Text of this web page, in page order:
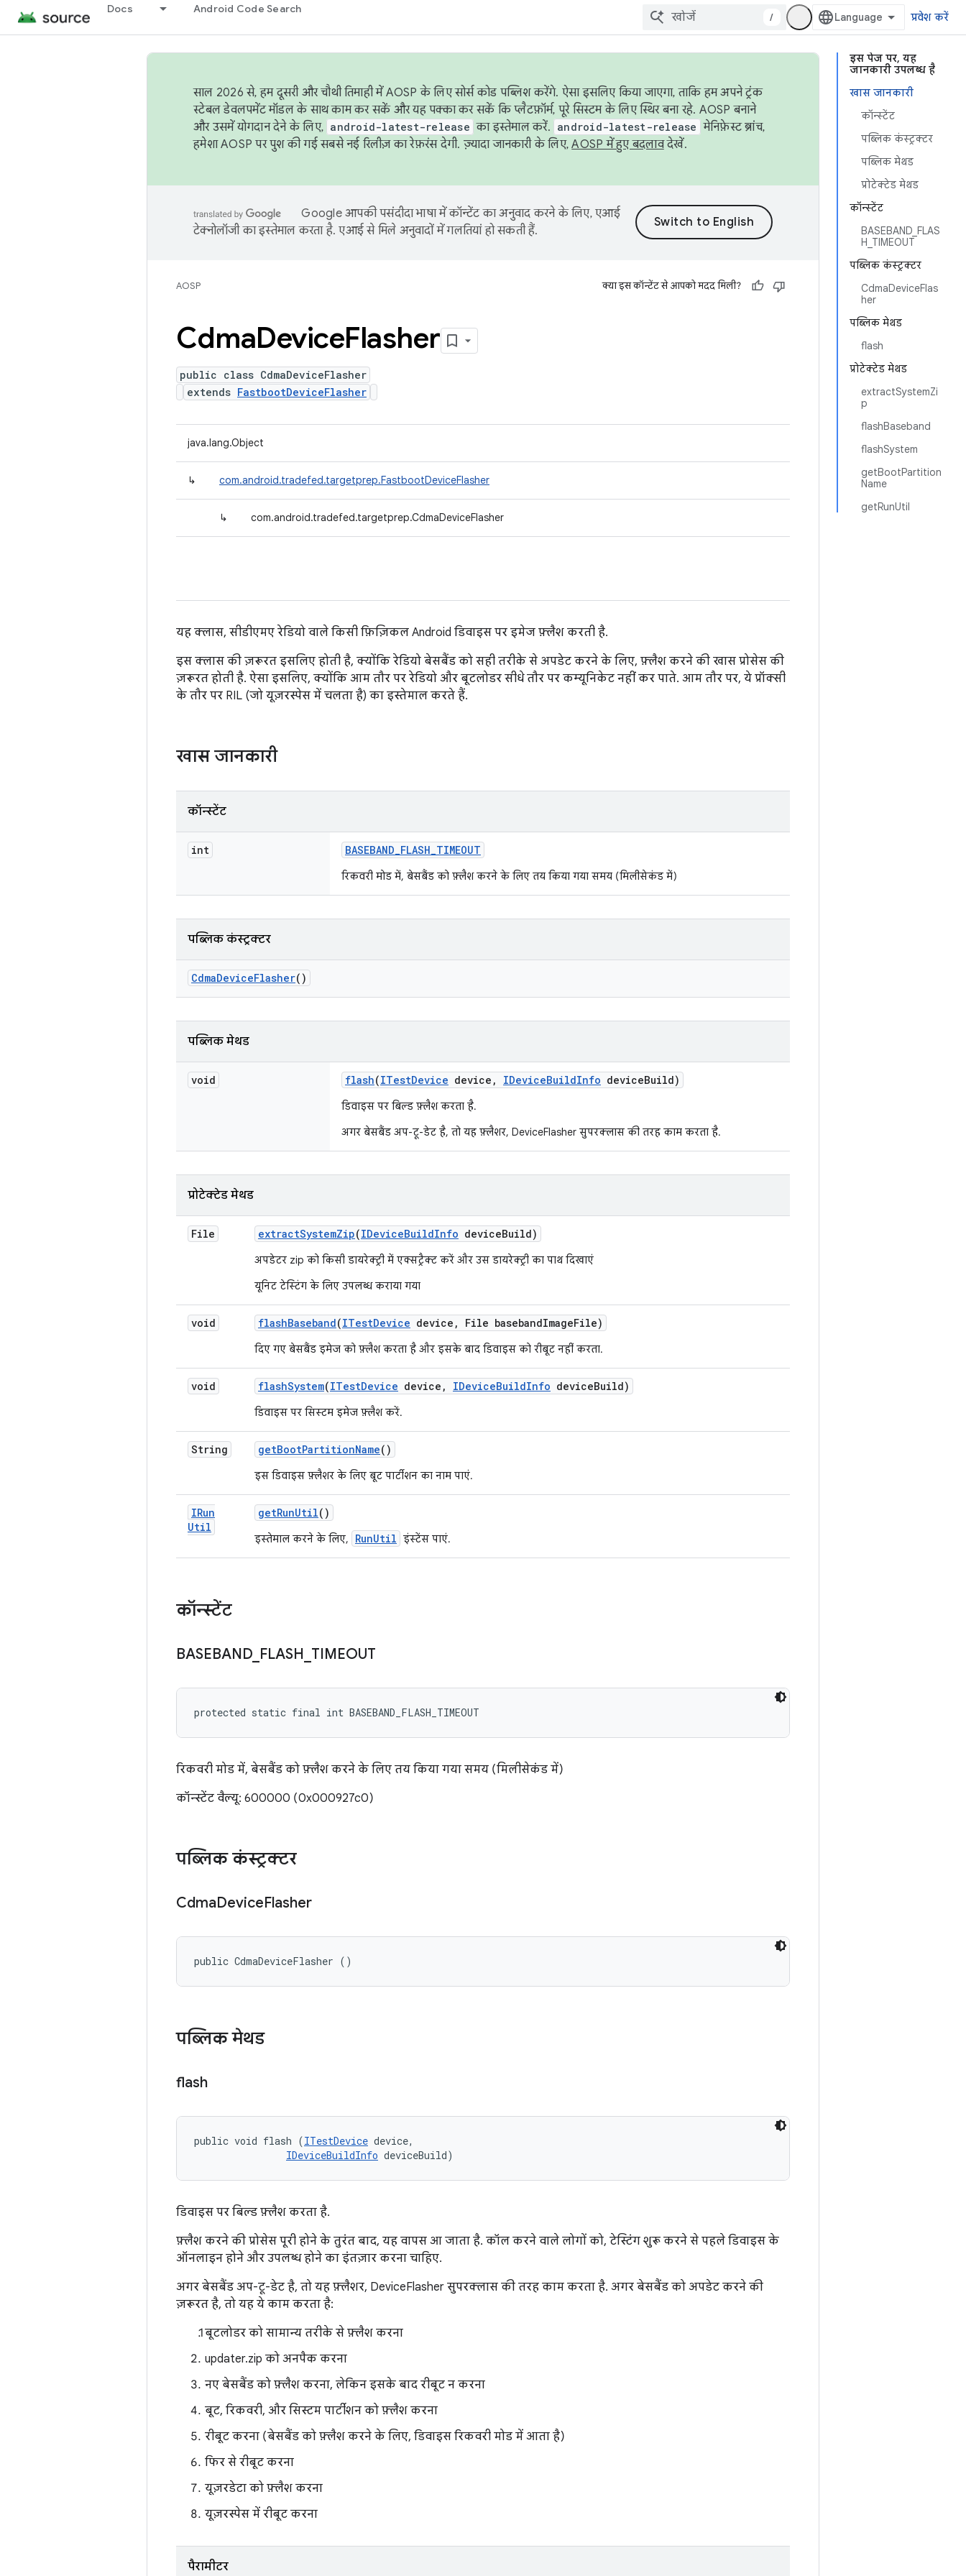
Docs Android Code Search
/ प्रवेश करें
इस पेज पर, यह
जानकारी उपलब्ध है
खास जानकारी
कॉन्स्टेंट
पब्लिक कंस्ट्रक्टर
पब्लिक मेथड
प्रोटेक्टेड मेथड
कॉन्स्टेंट
BASEBAND_FLAS
H_TIMEOUT
पब्लिक कंस्ट्रक्टर
CdmaDeviceFlas
her
पब्लिक मेथड
flash
प्रोटेक्टेड मेथड
extractSystemZi
p
flashBaseband
flashSystem
getBootPartition
Name
getRunUtil
साल 2026 से, हम दूसरी और चौथी तिमाही में AOSP के लिए सोर्स कोड पब्लिश करेंगे. ऐसा इसलिए किया जाएगा, ताकि हम अपने ट्रंक
स्टेबल डेवलपमेंट मॉडल के साथ काम कर सकें और यह पक्का कर सकें कि प्लैटफ़ॉर्म, पूरे सिस्टम के लिए स्थिर बना रहे. AOSP बनाने
और उसमें योगदान देने के लिए, android-latest-release का इस्तेमाल करें. android-latest-release मेनिफ़ेस्ट ब्रांच,
हमेशा AOSP पर पुश की गई सबसे नई रिलीज़ का रेफ़रंस देगी. ज़्यादा जानकारी के लिए,AOSP में हुए बदलावदेखें.
Google आपकी पसंदीदा भाषा में कॉन्टेंट का अनुवाद करने के लिए, एआई
टेक्नोलॉजी का इस्तेमाल करता है. एआई से मिले अनुवादों में गलतियां हो सकती हैं.
AOSP क्या इस कॉन्टेंट से आपको मदद मिली?
CdmaDeviceFlasher
public class CdmaDeviceFlasher
extends FastbootDeviceFlasher
java.lang.Object
↳ com.android.tradefed.targetprep.FastbootDeviceFlasher
↳ com.android.tradefed.targetprep.CdmaDeviceFlasher
यह क्लास, सीडीएमए रेडियो वाले किसी फ़िज़िकल Android डिवाइस पर इमेज फ़्लैश करती है.
इस क्लास की ज़रूरत इसलिए होती है, क्योंकि रेडियो बेसबैंड को सही तरीके से अपडेट करने के लिए, फ़्लैश करने की खास प्रोसेस की
ज़रूरत होती है. ऐसा इसलिए, क्योंकि आम तौर पर रेडियो और बूटलोडर सीधे तौर पर कम्यूनिकेट नहीं कर पाते. आम तौर पर, ये प्रॉक्सी
के तौर पर RIL (जो यूज़रस्पेस में चलता है) का इस्तेमाल करते हैं.
खास जानकारी
कॉन्स्टेंट
int BASEBAND_FLASH_TIMEOUT
रिकवरी मोड में, बेसबैंड को फ़्लैश करने के लिए तय किया गया समय (मिलीसेकंड में)
पब्लिक कंस्ट्रक्टर
CdmaDeviceFlasher()
पब्लिक मेथड
void flash(ITestDevice device , IDeviceBuildInfo deviceBuild)
डिवाइस पर बिल्ड फ़्लैश करता है.
अगर बेसबैंड अप-टू-डेट है, तो यह फ़्लैशर, DeviceFlasher सुपरक्लास की तरह काम करता है.
प्रोटेक्टेड मेथड
File extractSystemZip(IDeviceBuildInfo deviceBuild)
अपडेटर zip को किसी डायरेक्ट्री में एक्सट्रैक्ट करें और उस डायरेक्ट्री का पाथ दिखाएं
यूनिट टेस्टिंग के लिए उपलब्ध कराया गया
void flashBaseband(ITestDevice device , File basebandImageFile)
दिए गए बेसबैंड इमेज को फ़्लैश करता है और इसके बाद डिवाइस को रीबूट नहीं करता.
void flashSystem(ITestDevice device , IDeviceBuildInfo deviceBuild)
डिवाइस पर सिस्टम इमेज फ़्लैश करें.
String getBootPartitionName()
इस डिवाइस फ़्लैशर के लिए बूट पार्टीशन का नाम पाएं.
IRun
Util
getRunUtil()
इस्तेमाल करने के लिए, RunUtil इंस्टेंस पाएं.
कॉन्स्टेंट
BASEBAND FLASH TIMEOUT
protected static final int BASEBAND_FLASH_TIMEOUT
रिकवरी मोड में, बेसबैंड को फ़्लैश करने के लिए तय किया गया समय (मिलीसेकंड में)
कॉन्स्टेंट वैल्यू: 600000 (0x000927c0)
पब्लिक कंस्ट्रक्टर
CdmaDeviceFlasher
public CdmaDeviceFlasher ()
पब्लिक मेथड
flash
public void flash (ITestDevice device,
IDeviceBuildInfo deviceBuild)
डिवाइस पर बिल्ड फ़्लैश करता है.
फ़्लैश करने की प्रोसेस पूरी होने के तुरंत बाद, यह वापस आ जाता है. कॉल करने वाले लोगों को, टेस्टिंग शुरू करने से पहले डिवाइस के
ऑनलाइन होने और उपलब्ध होने का इंतज़ार करना चाहिए.
अगर बेसबैंड अप-टू-डेट है, तो यह फ़्लैशर, DeviceFlasher सुपरक्लास की तरह काम करता है. अगर बेसबैंड को अपडेट करने की
ज़रूरत है, तो यह ये काम करता है:
बूटलोडर को सामान्य तरीके से फ़्लैश करना
updater.zip को अनपैक करना
नए बेसबैंड को फ़्लैश करना, लेकिन इसके बाद रीबूट न करना
बूट, रिकवरी, और सिस्टम पार्टीशन को फ़्लैश करना
रीबूट करना (बेसबैंड को फ़्लैश करने के लिए, डिवाइस रिकवरी मोड में आता है)
फिर से रीबूट करना
यूज़रडेटा को फ़्लैश करना
यूज़रस्पेस में रीबूट करना
पैरामीटर